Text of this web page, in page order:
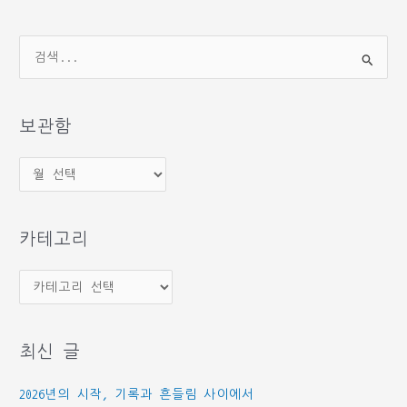
상
보관함
관
카테고리
테
리
최신 글
2026년의 시작, 기록과 흔들림 사이에서